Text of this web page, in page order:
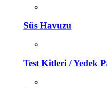
Süs Havuzu
Test Kitleri / Yedek